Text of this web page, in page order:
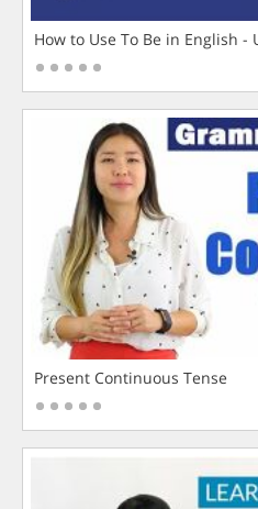
How to Use To Be in English
Present Continuous Tense